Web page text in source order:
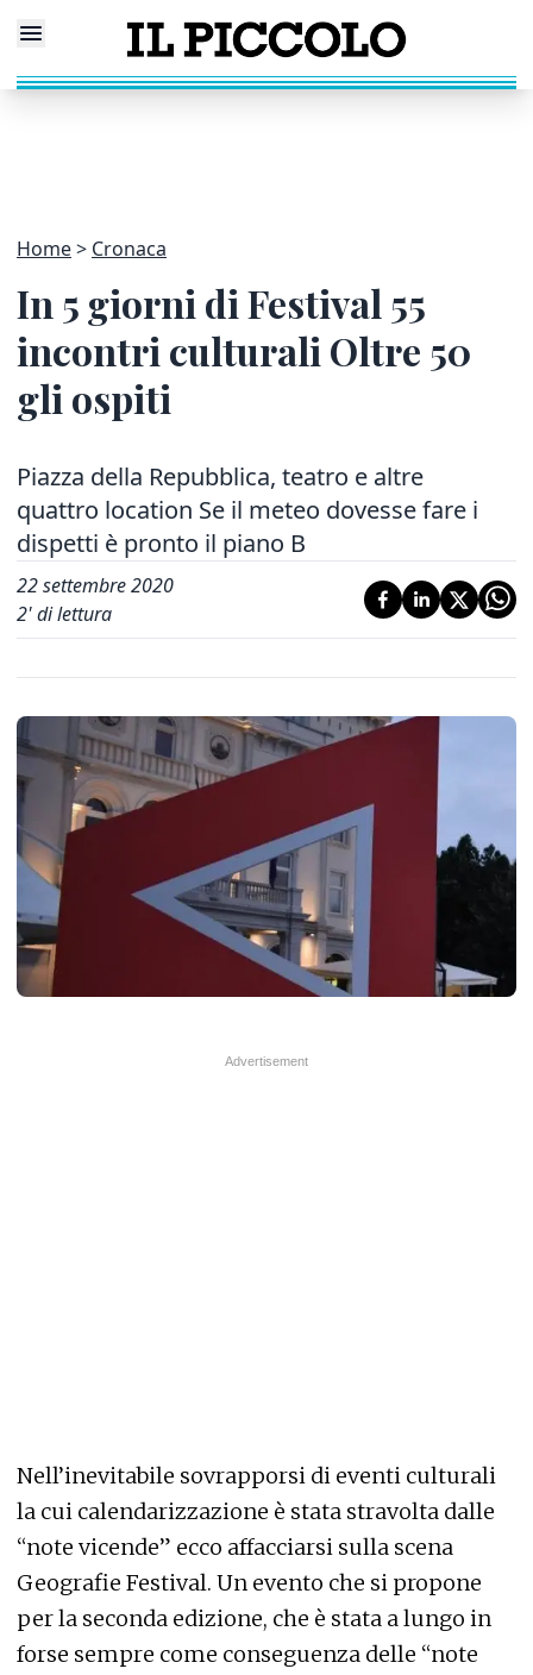
Home Cronaca
In 5 giorni di Festival 55
incontri culturali Oltre 50
gli ospiti
Piazza della Repubblica, teatro e altre
quattro location Se il meteo dovesse fare i
dispetti è pronto il piano B
22 settembre 2020
2' di lettura
Nell’inevitabile sovrapporsi di eventi culturali
la cui calendarizzazione è stata stravolta dalle
“note vicende” ecco affacciarsi sulla scena
Geografie Festival. Un evento che si propone
per la seconda edizione, che è stata a lungo in
forse sempre come conseguenza delle “note